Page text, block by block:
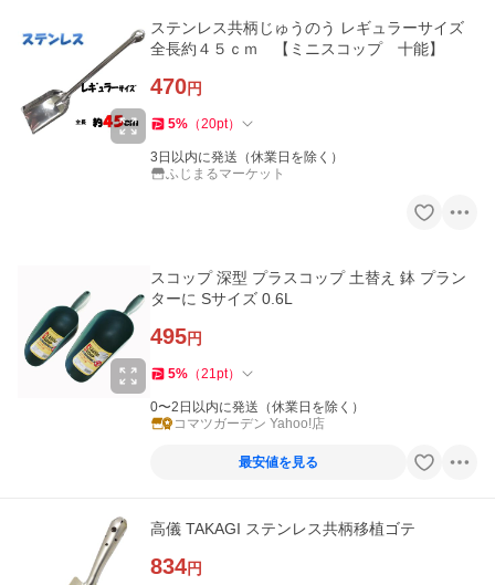
ステンレス共柄じゅうのう レギュラーサイズ
全長約４５ｃｍ 【ミニスコップ 十能】
470円
5% （20pt）
3日以内に発送（休業日を除く）
ふじまるマーケット
スコップ 深型 プラスコップ 土替え 鉢 プラン
ターに Sサイズ 0.6L
495円
5% （21pt）
0〜2日以内に発送（休業日を除く）
コマツガーデン Yahoo!店
最安値を見る
高儀 TAKAGI ステンレス共柄移植ゴテ
834円